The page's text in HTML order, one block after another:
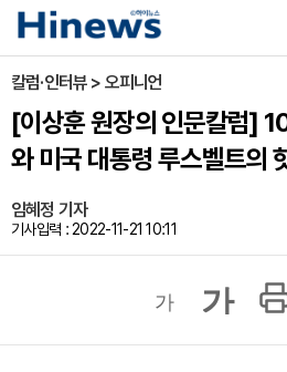
칼럼·인터뷰 > 오피니언
[이상훈 원장의 인문칼럼]
와 미국 대통령 루스벨트의
임혜정 기자
기사입력 : 2022-11-21 10:11
가 가